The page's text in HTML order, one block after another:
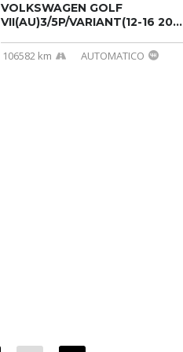
VOLKSWAGEN GOLF
VII(AU)3/5P/VARIANT(12-16 20...
106582 km AUTOMATICO